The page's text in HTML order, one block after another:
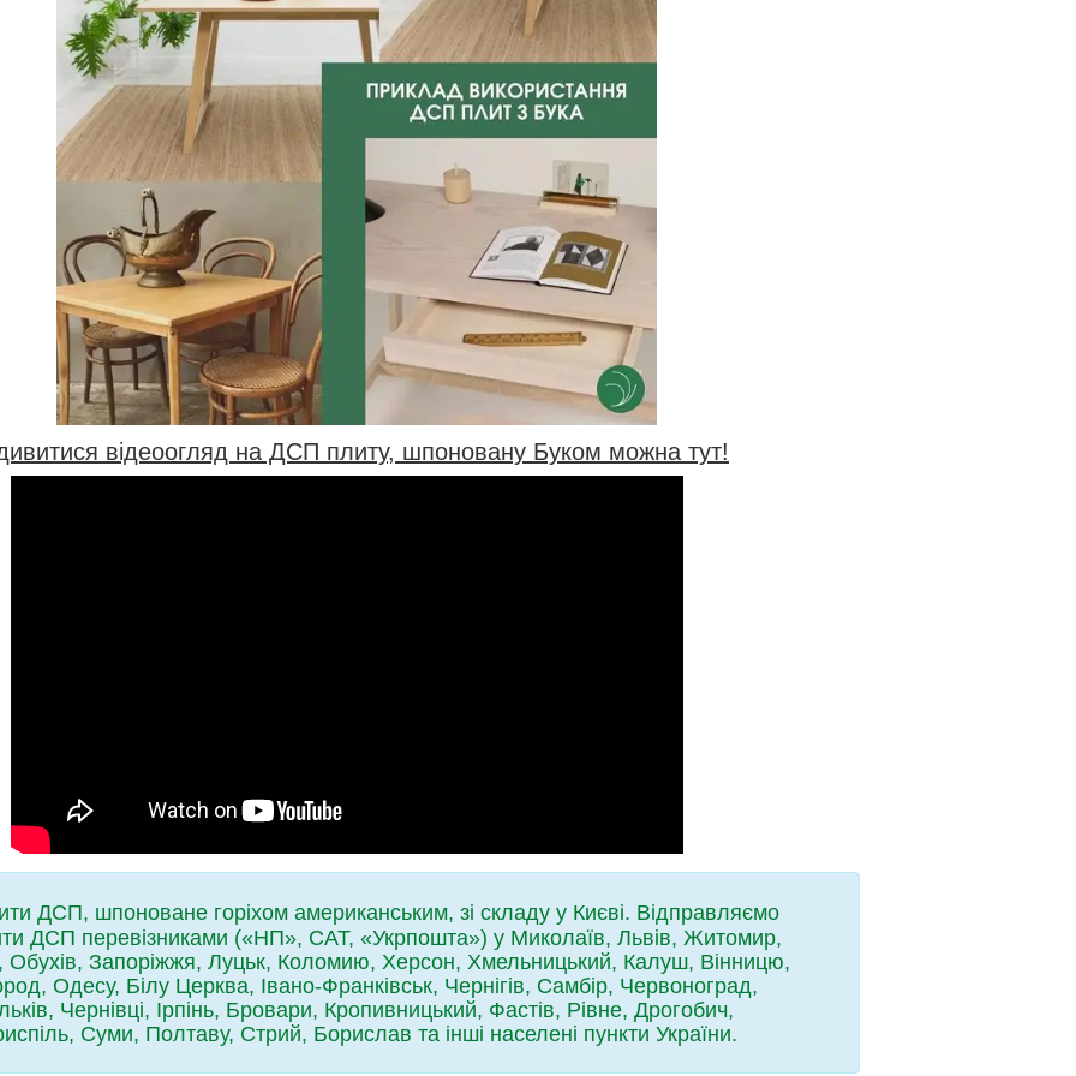
відеоогляд на ДСП плиту, шпоновану Буком можна тут!
ДСП, шпоноване горіхом американським, зі складу у Києві. Відправляємо
ДСП перевізниками («НП», САТ, «Укрпошта») у Миколаїв, Львів, Житомир,
Обухів, Запоріжжя, Луцьк, Коломию, Херсон, Хмельницький, Калуш, Вінницю,
Одесу, Білу Церква, Івано-Франківськ, Чернігів, Самбір, Червоноград,
Чернівці, Ірпінь, Бровари, Кропивницький, Фастів, Рівне, Дрогобич,
Суми, Полтаву, Стрий, Борислав та інші населені пункти України.